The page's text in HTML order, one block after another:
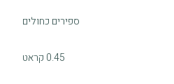
ספירים כחולים
0.45 קראט